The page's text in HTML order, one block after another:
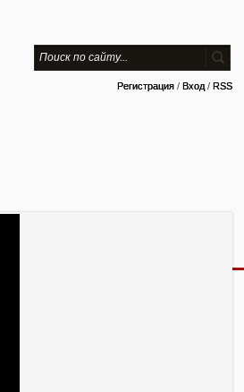
Регистрация / Вход / RSS